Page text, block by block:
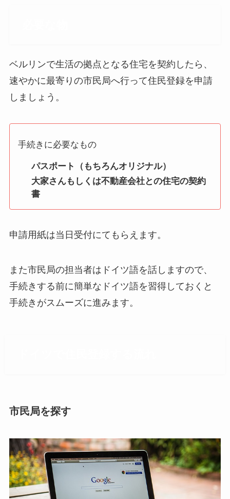
ベルリンで生活の拠点となる住宅を契約したら、
速やかに最寄りの市民局へ行って住民登録を申請
しましょう。
手続きに必要なもの
パスポート（もちろんオリジナル）
大家さんもしくは不動産会社との住宅の契約
書
申請用紙は当日受付にてもらえます。
また市民局の担当者はドイツ語を話しますので、
手続きする前に簡単なドイツ語を習得しておくと
手続きがスムーズに進みます。
市民局を探す